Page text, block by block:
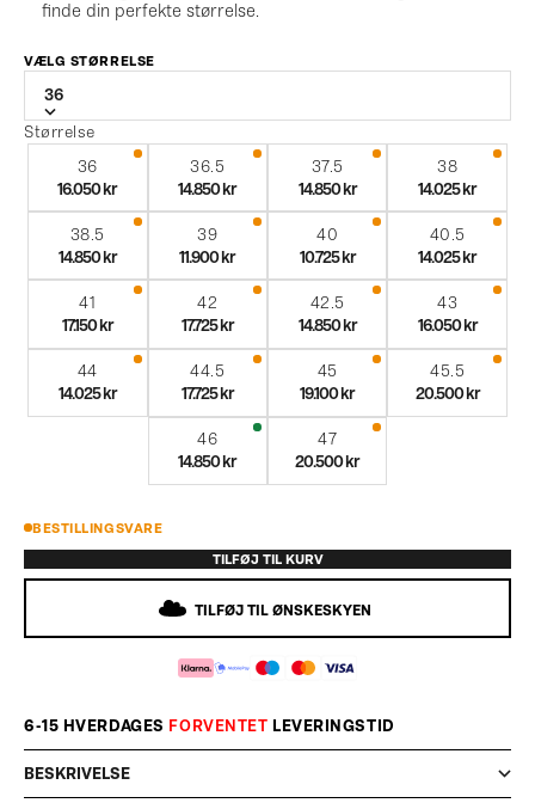
finde din perfekte størrelse.
VÆLG STØRRELSE
36
Størrelse
36
16.050 kr
36.5
14.850 kr
37.5
14.850 kr
38
14.025 kr
38.5
14.850 kr
39
11.900 kr
40
10.725 kr
40.5
14.025 kr
41
17.150 kr
42
17.725 kr
42.5
14.850 kr
43
16.050 kr
44
14.025 kr
44.5
17.725 kr
45
19.100 kr
45.5
20.500 kr
46
14.850 kr
47
20.500 kr
BESTILLINGSVARE
TILFØJ TIL KURV
TILFØJ TIL ØNSKESKYEN
6-15 HVERDAGES FORVENTET LEVERINGSTID
BESKRIVELSE